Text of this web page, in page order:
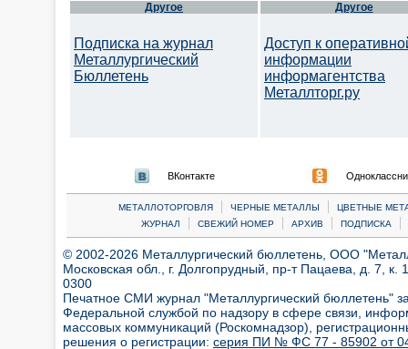
Другое
Подписка на журнал
Металлургический
Бюллетень
Другое
Доступ к
информации
информагентства
Металлторг.ру
ВКонтакте
МЕТАЛЛОТОРГОВЛЯ | ЧЕРНЫЕ МЕТАЛЛЫ |
ЦВЕТНЫЕ
ЖУРНАЛ
| СВЕЖИЙ НОМЕР | АРХИВ | ПОДПИСКА |
© 2002-2026 Металлургический бюллетень, ООО
Московская обл., г. Долгопрудный, пр-т Пацаева, д. 7,
0300
Печатное СМИ журнал "Металлургический бюллетень"
Федеральной службой по надзору в сфере связи,
массовых коммуникаций (Роскомнадзор),
решения о регистрации: серия ПИ № ФС 77 - 85902 от 04